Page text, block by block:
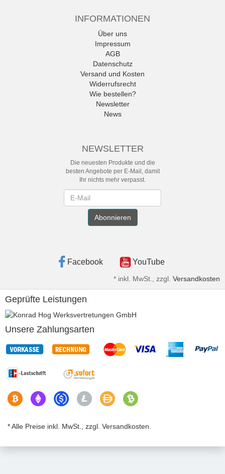
INFORMATIONEN
Über uns
Impressum
AGB
Datenschutz
Versand und Kosten
Widerrufsrecht
Wie bestellen?
Newsletter
News
NEWSLETTER
Die neuesten Produkte und die
besten Angebote per E-Mail, damit
Ihr nichts mehr verpasst.
Abonnieren
Facebook YouTube
* inkl. MwSt., zzgl. Versandkosten
Geprüfte Leistungen
Unsere Zahlungsarten
* Alle Preise inkl. MwSt., zzgl. Versandkosten.